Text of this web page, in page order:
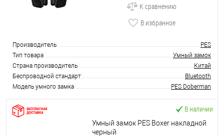
К сравнению
В избранное
Производитель
PES
Тип товара
Умный замок
Страна производитель
Китай
Беспроводной стандарт
Bluetooth
Модель умного замка
PES Doberman
В наличии
Умный замок PES Boxer накладной
черный